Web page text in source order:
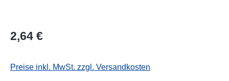
Regulärer Preis:
2,64 €
Preise inkl. MwSt. zzgl. Versandkosten